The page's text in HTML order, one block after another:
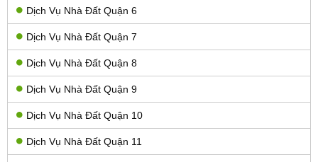
Dịch Vụ Nhà Đất Quận 6
Dịch Vụ Nhà Đất Quận 7
Dịch Vụ Nhà Đất Quận 8
Dịch Vụ Nhà Đất Quận 9
Dịch Vụ Nhà Đất Quận 10
Dịch Vụ Nhà Đất Quận 11